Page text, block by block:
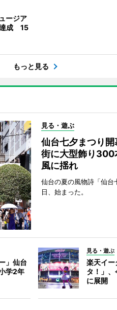
ージア
達成 15
もっと見る
見る・遊ぶ
仙台七夕まつり
街に大型飾り300
風に揺れ
仙台の夏の風物詩「仙台
日、始まった。
」仙台
学2年
見る・遊ぶ
楽天イー
タ！」
に展開